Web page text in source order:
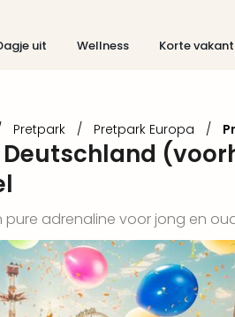
uit Wellness Korte
Pretpark / Pretpark Europa /
pure adrenaline voor jong en